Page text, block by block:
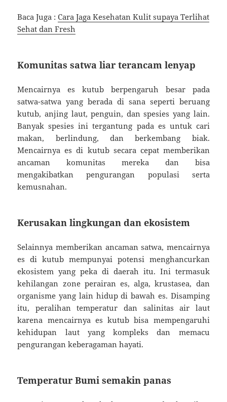
Baca Juga :Cara Jaga Kesehatan Kulit supaya Terlihat
Sehat dan Fresh
Komunitas satwa liar terancam lenyap
Mencairnya es kutub berpengaruh besar pada
satwa-satwa yang berada di sana seperti beruang
kutub, anjing laut, penguin, dan spesies yang lain.
Banyak spesies ini tergantung pada es untuk cari
makan, berlindung, dan berkembang biak.
Mencairnya es di kutub secara cepat memberikan
ancaman komunitas mereka dan bisa
mengakibatkan pengurangan populasi serta
kemusnahan.
Kerusakan lingkungan dan ekosistem
Selainnya memberikan ancaman satwa, mencairnya
es di kutub mempunyai potensi menghancurkan
ekosistem yang peka di daerah itu. Ini termasuk
kehilangan zone perairan es, alga, krustasea, dan
organisme yang lain hidup di bawah es. Disamping
itu, peralihan temperatur dan salinitas air laut
karena mencairnya es kutub bisa mempengaruhi
kehidupan laut yang kompleks dan memacu
pengurangan keberagaman hayati.
Temperatur Bumi semakin panas